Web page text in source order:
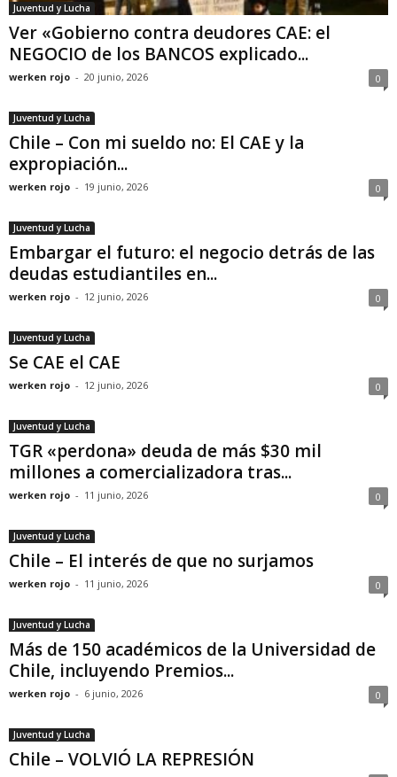
Juventud y Lucha
Ver «Gobierno contra deudores CAE: el
NEGOCIO de los BANCOS explicado...
werken rojo - 20 junio, 2026 0
Juventud y Lucha
Chile – Con mi sueldo no: El CAE y la
expropiación...
werken rojo - 19 junio, 2026 0
Juventud y Lucha
Embargar el futuro: el negocio detrás de las
deudas estudiantiles en...
werken rojo - 12 junio, 2026 0
Juventud y Lucha
Se CAE el CAE
werken rojo - 12 junio, 2026 0
Juventud y Lucha
TGR «perdona» deuda de más $30 mil
millones a comercializadora tras...
werken rojo - 11 junio, 2026 0
Juventud y Lucha
Chile – El interés de que no surjamos
werken rojo - 11 junio, 2026 0
Juventud y Lucha
Más de 150 académicos de la Universidad de
Chile, incluyendo Premios...
werken rojo - 6 junio, 2026 0
Juventud y Lucha
Chile – VOLVIÓ LA REPRESIÓN